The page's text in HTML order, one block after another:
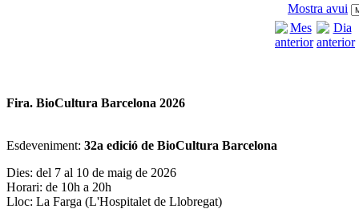
Mostra avui
Fira. BioCultura Barcelona 2026
Esdeveniment: 32a edició de BioCultura Barcelona
Dies: del 7 al 10 de maig de 2026
Horari: de 10h a 20h
Lloc: La Farga (L'Hospitalet de Llobregat)